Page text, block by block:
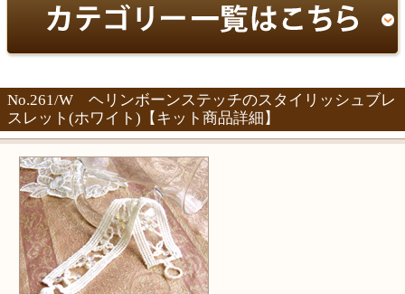
No.261/W ヘリンボーンステッチのスタイリッシュブレ
スレット(ホワイト)【キット商品詳細】